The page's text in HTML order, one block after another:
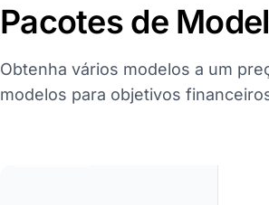
Pacotes de
Obtenha vários modelos a um
modelos para objetivos